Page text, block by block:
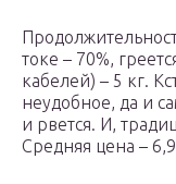
токе – 70%,
кабелей) – 5 кг.
неудобное, да и
и рвется. И,
Средняя цена –